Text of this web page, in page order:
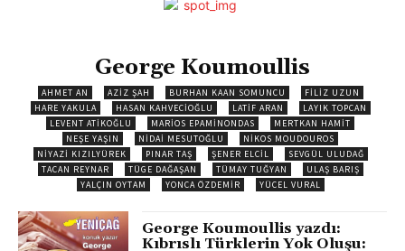
George Koumoullis
AHMET AN AZIZ ŞAH BURHAN KAAN SOMUNCU
FILIZ UZUN
HARE YAKULA
HASAN KAHVECIOĞLU LATIF ARAN
LAYIK TOPCAN
LEVENT ATIKOĞLU
MARIOS EPAMINONDAS
MERTKAN HAMIT
NEŞE YAŞIN
NIDAI MESUTOĞLU
NIKOS MOUDOUROS
NIYAZI KIZILYÜREK
PINAR TAŞ ŞENER ELCIL
SEVGÜL ULUDAĞ
TACAN REYNAR
TÜGE DAĞAŞAN TÜMAY TUĞYAN
ULAŞ BARIŞ
YALÇIN OYTAM
YONCA ÖZDEMIR YÜCEL VURAL
George Koumoullis yazdı:
Kıbrıslı Türklerin Yok Oluşu: